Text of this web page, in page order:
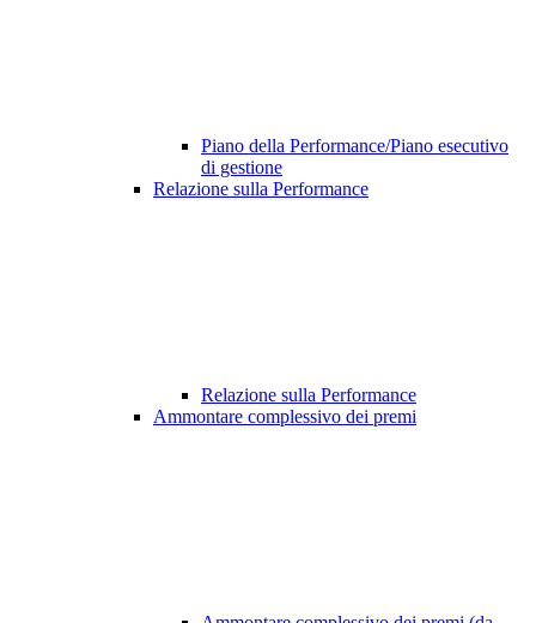
Piano della Performance/Piano esecutivo
di gestione
Relazione sulla Performance
Relazione sulla Performance
Ammontare complessivo dei premi